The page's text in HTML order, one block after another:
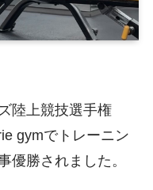
陸上競技選手権
gymでトレーニン
優勝されました。